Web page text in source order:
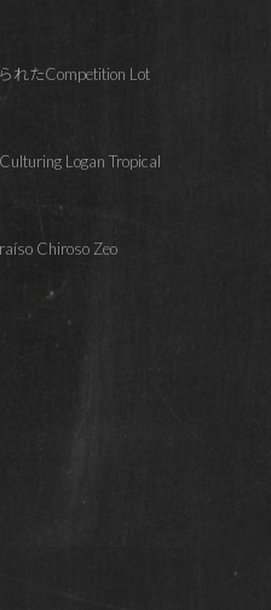
れたCompetition Lot
Logan Tropical
Chiroso Zeo